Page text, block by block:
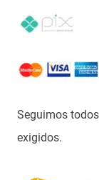
Seguimos
exigidos.